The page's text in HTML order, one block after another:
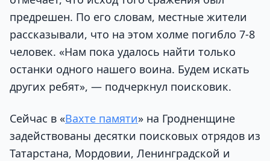
предрешен. По его словам, местные жители
рассказывали, что на этом холме погибло 7-8
человек. «Нам пока удалось найти только
останки одного нашего воина. Будем искать
других ребят», — подчеркнул поисковик.
Сейчас в «Вахте памяти» на Гродненщине
задействованы десятки поисковых отрядов из
Татарстана, Мордовии, Ленинградской и